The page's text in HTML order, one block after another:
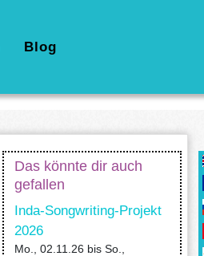
Blog
Das könnte dir auch
gefallen
Inda-Songwriting-Projekt
2026
Mo., 02.11.26 bis So.,